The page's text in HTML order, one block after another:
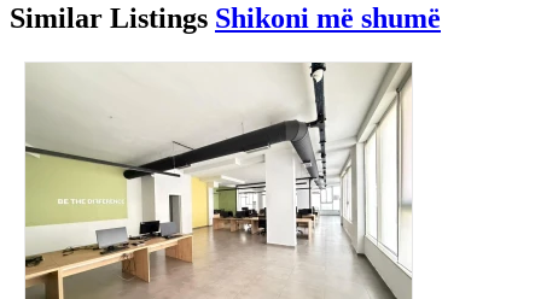
Similar Listings Shikoni më shumë